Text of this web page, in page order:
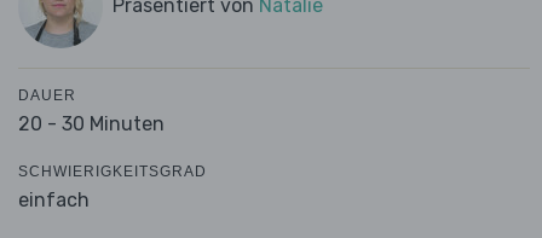
Präsentiert von Natalie
DAUER
20 - 30 Minuten
SCHWIERIGKEITSGRAD
einfach